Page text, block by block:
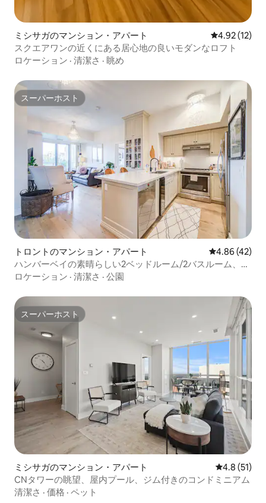
ミシサガのマンション・アパート レビュー12
4.92 (12)
スクエアワンの近くにある居心地の良いモダンなロフト
ロケーション · 清潔さ · 眺め
スーパーホスト
スーパーホスト
トロントのマンション・アパート レビュー42
4.86 (42)
ハンバーベイの素晴らしい2ベッドルーム/2バスルーム、大
きなパティオと駐車場
ロケーション · 清潔さ · 公園
スーパーホスト
スーパーホスト
ミシサガのマンション・アパート レビュー51
4.8 (51)
CNタワーの眺望、屋内プール、ジム付きのコンドミニアム
清潔さ · 価格 · ペット